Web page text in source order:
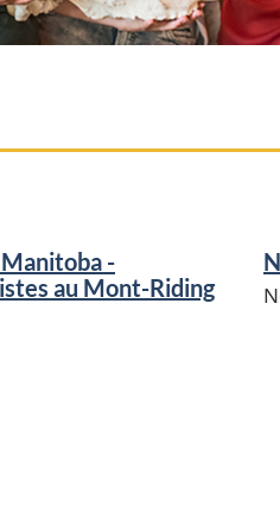
-
au Mont-Riding